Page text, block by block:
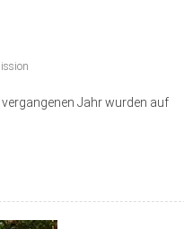
Jahr wurden auf